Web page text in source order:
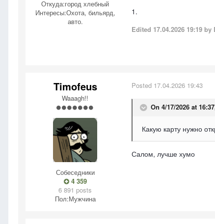
Откуда:город хлебный
Интересы:Охота, бильярд,
авто.
1.
Edited 17.04.2026 19:19 by
Timofeus
Waaagh!!
Собеседники
4 359
6 891 posts
Пол:Мужчина
Posted 17.04.2026 19:43
On 4/17/2026 at
Какую карту нужно
Салом, лучше хумо